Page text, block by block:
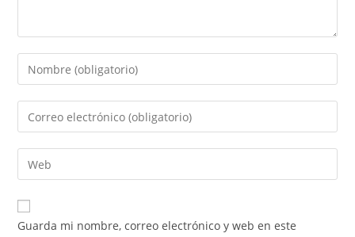
Guarda mi nombre, correo electrónico y web en este